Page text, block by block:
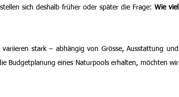
sich deshalb früher oder später die Frage: Wie viel
stark – abhängig von Grösse, Ausstattung und
Budgetplanung eines Naturpools erhalten, möchten wir